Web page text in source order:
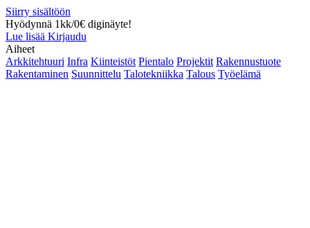
Siirry sisältöön
Hyödynnä 1kk/0€ diginäyte!
Lue lisää Kirjaudu
Aiheet
Arkkitehtuuri Infra Kiinteistöt Pientalo Projektit Rakennustuote
Rakentaminen Suunnittelu Talotekniikka Talous Työelämä